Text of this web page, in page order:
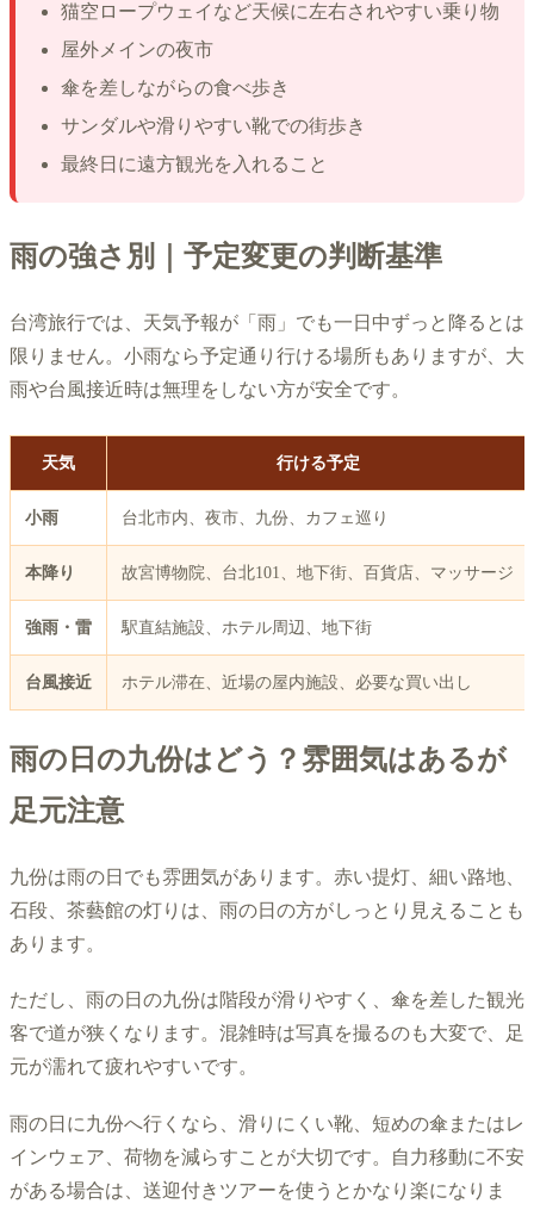
猫空ロープウェイなど天候に左右されやすい乗り物
屋外メインの夜市
傘を差しながらの食べ歩き
サンダルや滑りやすい靴での街歩き
最終日に遠方観光を入れること
雨の強さ別｜予定変更の判断基準
台湾旅行では、天気予報が「雨」でも一日中ずっと降るとは
限りません。小雨なら予定通り行ける場所もありますが、大
雨や台風接近時は無理をしない方が安全です。
天気 行ける予定
小雨 台北市内、夜市、九份、カフェ巡り
本降り 故宮博物院、台北101、地下街、百貨店、マッサージ
強雨・雷 駅直結施設、ホテル周辺、地下街
台風接近 ホテル滞在、近場の屋内施設、必要な買い出し
雨の日の九份はどう？雰囲気はあるが
足元注意
九份は雨の日でも雰囲気があります。赤い提灯、細い路地、
石段、茶藝館の灯りは、雨の日の方がしっとり見えることも
あります。
ただし、雨の日の九份は階段が滑りやすく、傘を差した観光
客で道が狭くなります。混雑時は写真を撮るのも大変で、足
元が濡れて疲れやすいです。
雨の日に九份へ行くなら、滑りにくい靴、短めの傘またはレ
インウェア、荷物を減らすことが大切です。自力移動に不安
がある場合は、送迎付きツアーを使うとかなり楽になりま